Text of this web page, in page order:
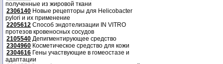
полученные из жировой ткани
2306140 Новые рецепторы для Helicobacter
pylori и их применение
2205612 Способ эндотелизации IN VITRO
протезов кровеносных сосудов
2105540 Депигментирующее средство
2304960 Косметическое средство для кожи
2304616 Гены участвующие в гомеостазе и
адаптации